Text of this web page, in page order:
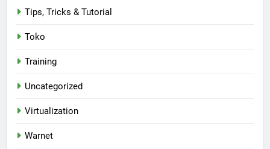
Tips, Tricks & Tutorial
Toko
Training
Uncategorized
Virtualization
Warnet